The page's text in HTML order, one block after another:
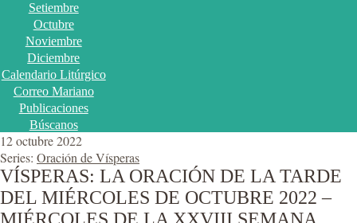
Setiembre
Octubre
Noviembre
Diciembre
Calendario Litúrgico
Correo Mariano
Publicaciones
Búscanos
12 octubre 2022
Series: Oración de Vísperas
VÍSPERAS: LA ORACIÓN DE LA TARDE
DEL MIÉRCOLES DE OCTUBRE 2022 –